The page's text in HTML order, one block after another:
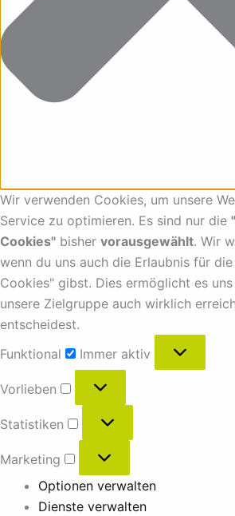
Wir verwenden Cookies, um unsere
Service zu optimieren. Es sind nur die
Cookies" bisher vorausgewählt. Wir
wenn du uns auch die Erlaubnis für
Cookies" gibst. Dies ermöglicht es
unsere Zielgruppe auch wirklich
entscheidest.
Funktional
Immer aktiv
Vorlieben
Statistiken
Marketing
Optionen verwalten
Dienste verwalten